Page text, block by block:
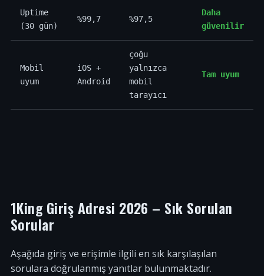
Uptime
(30 gün)
%99,7 %97,5
Daha
güvenilir
Mobil
uyum
iOS +
Android
çoğu
yalnızca
mobil
tarayıcı
Tam uyum
1King Giriş Adresi 2026 – Sık Sorulan
Sorular
Aşağıda giriş ve erişimle ilgili en sık karşılaşılan
sorulara doğrulanmış yanıtlar bulunmaktadır.